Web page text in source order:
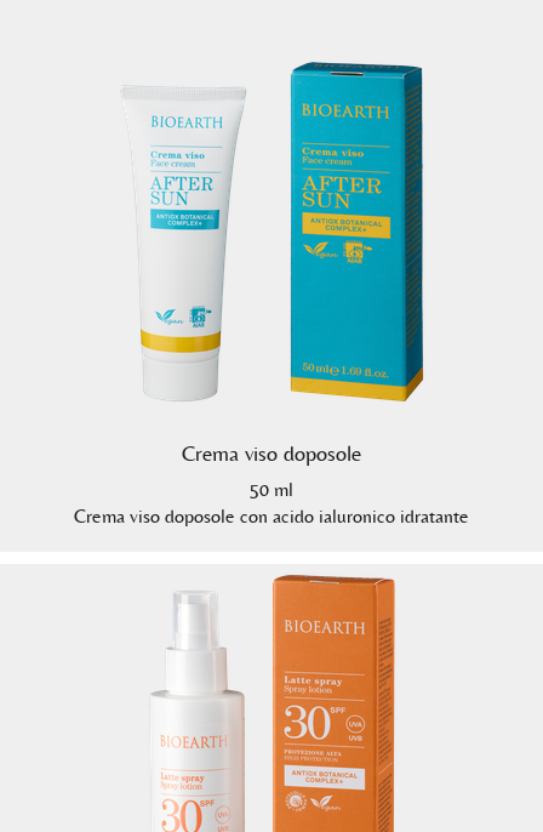
Crema viso doposole
50 ml
Crema viso doposole con acido ialuronico idratante